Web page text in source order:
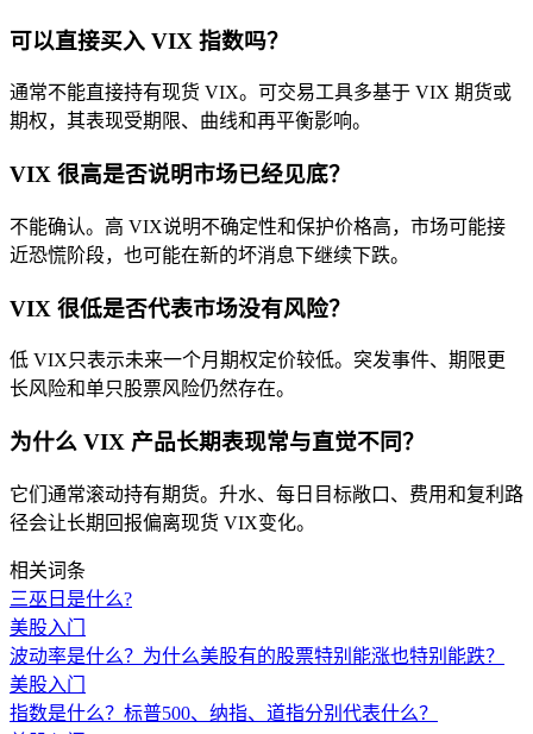
可以直接买入 VIX 指数吗？
通常不能直接持有现货 VIX。可交易工具多基于 VIX 期货或
期权，其表现受期限、曲线和再平衡影响。
VIX 很高是否说明市场已经见底？
不能确认。高 VIX说明不确定性和保护价格高，市场可能接
近恐慌阶段，也可能在新的坏消息下继续下跌。
VIX 很低是否代表市场没有风险？
低 VIX只表示未来一个月期权定价较低。突发事件、期限更
长风险和单只股票风险仍然存在。
为什么 VIX 产品长期表现常与直觉不同？
它们通常滚动持有期货。升水、每日目标敞口、费用和复利路
径会让长期回报偏离现货 VIX变化。
相关词条
三巫日是什么?
美股入门
波动率是什么？为什么美股有的股票特别能涨也特别能跌？
美股入门
指数是什么？标普500、纳指、道指分别代表什么？